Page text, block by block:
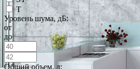
T
Уровень шума, дБ:
от
до
Общий объем, л: